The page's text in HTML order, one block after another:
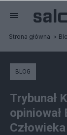
Strona główna
BLOG
Trybunał
opiniował
Człowieka